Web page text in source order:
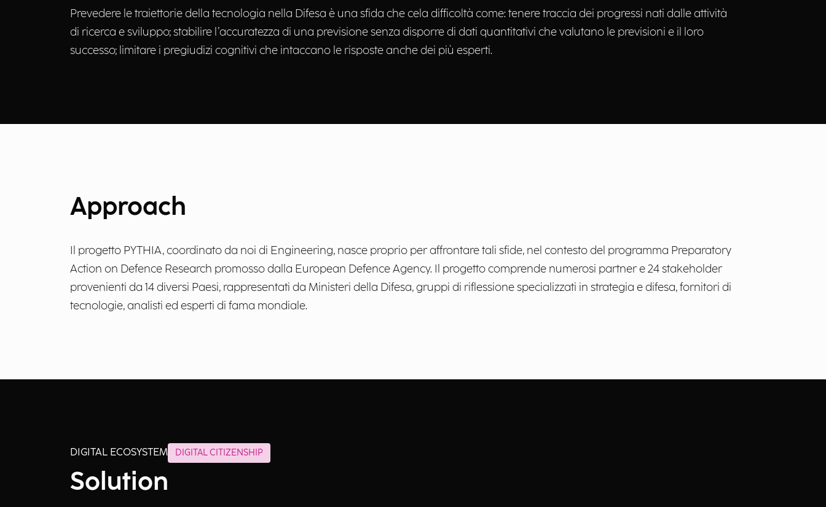
Prevedere le traiettorie della tecnologia nella Difesa è una sfida che cela difficoltà come: tenere traccia dei progressi nati dalle attività
di ricerca e sviluppo; stabilire l’accuratezza di una previsione senza disporre di dati quantitativi che valutano le previsioni e il loro
successo; limitare i pregiudizi cognitivi che intaccano le risposte anche dei più esperti.
Approach
Il progetto PYTHIA, coordinato da noi di Engineering, nasce proprio per affrontare tali sfide, nel contesto del programma Preparatory
Action on Defence Research promosso dalla European Defence Agency. Il progetto comprende numerosi partner e 24 stakeholder
provenienti da 14 diversi Paesi, rappresentati da Ministeri della Difesa, gruppi di riflessione specializzati in strategia e difesa, fornitori di
tecnologie, analisti ed esperti di fama mondiale.
DIGITAL ECOSYSTEM DIGITAL CITIZENSHIP
Solution